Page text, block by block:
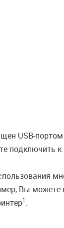
USB-
подключить к
Вы можете
1 .